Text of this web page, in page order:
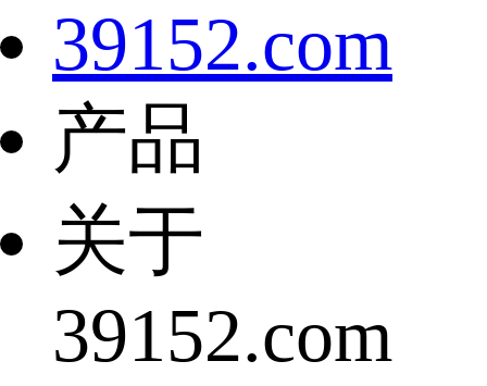
39152.com
产品
关于
39152.com